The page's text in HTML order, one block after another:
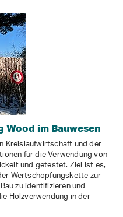
Wood im Bauwesen
Kreislaufwirtschaft und der
für die Verwendung von
und getestet. Ziel ist es,
Wertschöpfungskette zur
zu identifizieren und
Holzverwendung in der